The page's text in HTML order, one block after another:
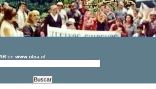
en www.olca.cl